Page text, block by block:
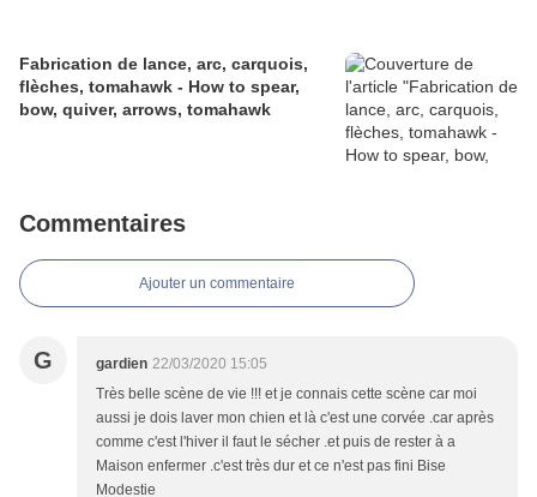
Fabrication de lance, arc, carquois,
flèches, tomahawk - How to spear,
bow, quiver, arrows, tomahawk
Commentaires
Ajouter un commentaire
G gardien 22/03/2020 15:05
Très belle scène de vie !!! et je connais cette scène car moi
aussi je dois laver mon chien et là c'est une corvée .car après
comme c'est l'hiver il faut le sécher .et puis de rester à a
Maison enfermer .c'est très dur et ce n'est pas fini Bise
Modestie